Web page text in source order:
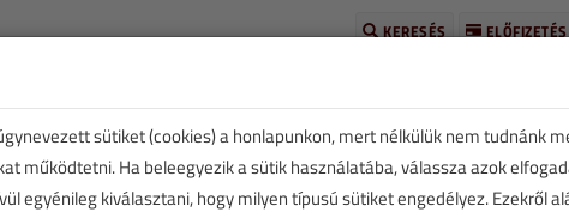
KERESÉS
sütiket (cookies) a honlapunkon, mert nélkülük nem tudnánk
működtetni. Ha beleegyezik a sütik használatába, válassza azok
egyénileg kiválasztani, hogy milyen típusú sütiket engedélyez. Ezekről